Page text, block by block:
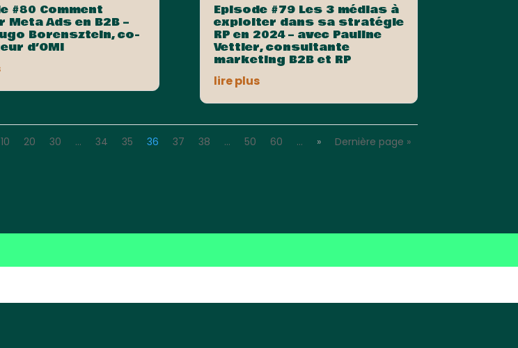
#80 Comment
Ads en B2B –
Borensztein, co-
d’OMI
Episode #79 Les 3 médias à
exploiter dans sa stratégie
RP en 2024 – avec Pauline
Vettier, consultante
marketing B2B et RP
lire plus
10 20 30 … 34 35 36 37 38 … 50 60 … » Dernière page »